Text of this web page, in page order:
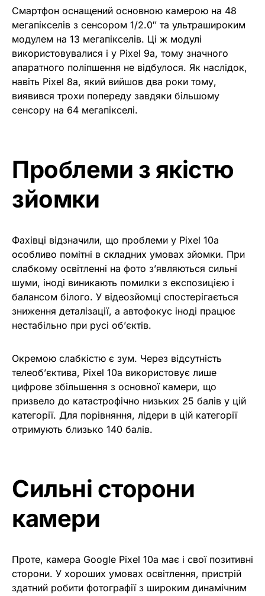
Смартфон оснащений основною камерою на 48
мегапікселів з сенсором 1/2.0″ та ультрашироким
модулем на 13 мегапікселів. Ці ж модулі
використовувалися і у Pixel 9a, тому значного
апаратного поліпшення не відбулося. Як наслідок,
навіть Pixel 8a, який вийшов два роки тому,
виявився трохи попереду завдяки більшому
сенсору на 64 мегапікселі.
Проблеми з якістю
зйомки
Фахівці відзначили, що проблеми у Pixel 10a
особливо помітні в складних умовах зйомки. При
слабкому освітленні на фото з’являються сильні
шуми, іноді виникають помилки з експозицією і
балансом білого. У відеозйомці спостерігається
зниження деталізації, а автофокус іноді працює
нестабільно при русі об’єктів.
Окремою слабкістю є зум. Через відсутність
телеоб’єктива, Pixel 10a використовує лише
цифрове збільшення з основної камери, що
призвело до катастрофічно низьких 25 балів у цій
категорії. Для порівняння, лідери в цій категорії
отримують близько 140 балів.
Сильні сторони
камери
Проте, камера Google Pixel 10a має і свої позитивні
сторони. У хороших умовах освітлення, пристрій
здатний робити фотографії з широким динамічним